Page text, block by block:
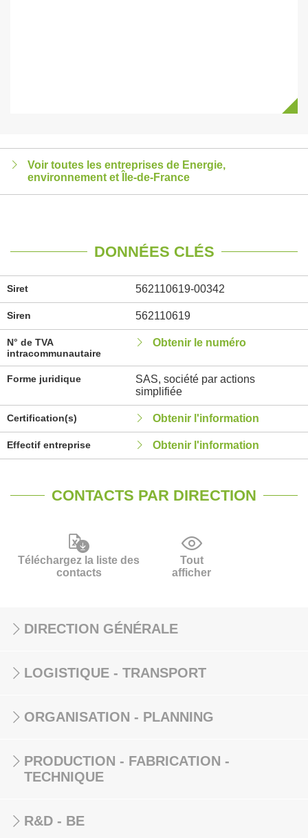
Voir toutes les entreprises de Energie,
environnement et Île-de-France
DONNÉES CLÉS
Siret 562110619-00342
Siren 562110619
N° de TVA
intracommunautaire
Obtenir le numéro
Forme juridique
SAS, société par actions
simplifiée
Certification(s) Obtenir l'information
Effectif entreprise Obtenir l'information
CONTACTS PAR DIRECTION
Téléchargez la liste des
contacts
Tout
afficher
DIRECTION GÉNÉRALE
LOGISTIQUE - TRANSPORT
ORGANISATION - PLANNING
PRODUCTION - FABRICATION -
TECHNIQUE
R&D - BE